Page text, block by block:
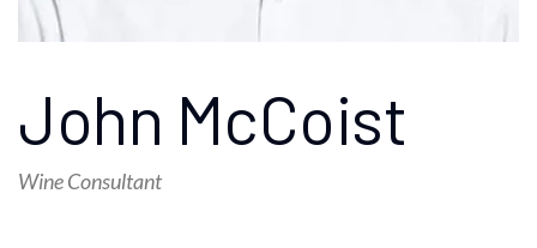
John McCoist
Wine Consultant